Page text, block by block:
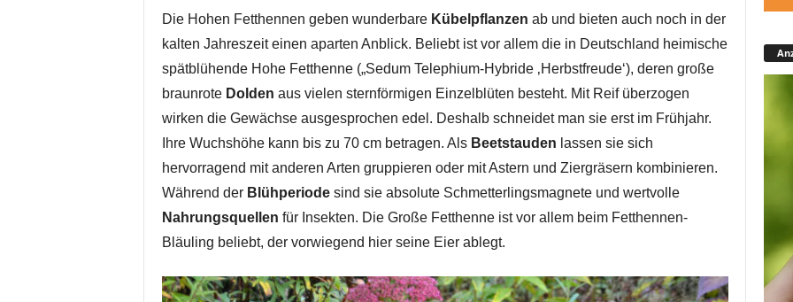
Die Hohen Fetthennen geben wunderbare Kübelpflanzen ab und bieten auch noch in der
kalten Jahreszeit einen aparten Anblick. Beliebt ist vor allem die in Deutschland heimische
spätblühende Hohe Fetthenne („Sedum Telephium-Hybride ‚Herbstfreude‘), deren große
braunrote Dolden aus vielen sternförmigen Einzelblüten besteht. Mit Reif überzogen
wirken die Gewächse ausgesprochen edel. Deshalb schneidet man sie erst im Frühjahr.
Ihre Wuchshöhe kann bis zu 70 cm betragen. Als Beetstauden lassen sie sich
hervorragend mit anderen Arten gruppieren oder mit Astern und Ziergräsern kombinieren.
Während der Blühperiodesind sie absolute Schmetterlingsmagnete und wertvolle
Nahrungsquellen für Insekten. Die Große Fetthenne ist vor allem beim Fetthennen-
Bläuling beliebt, der vorwiegend hier seine Eier ablegt.